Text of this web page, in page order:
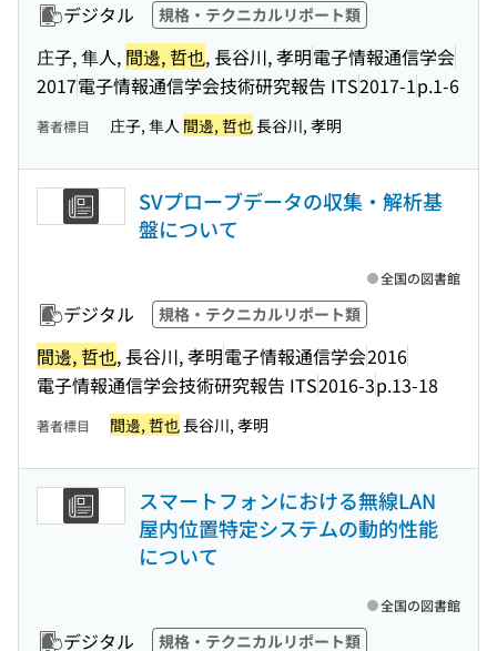
デジタル 規格・テクニカルリポート類
庄子, 隼人, 間邊, 哲也, 長谷川, 孝明電子情報通信学会
2017電子情報通信学会技術研究報告 ITS2017-1p.1-6
著者標目 庄子, 隼人 間邊, 哲也長谷川, 孝明
SVプローブデータの収集・解析基
盤について
デジタル 規格・テクニカルリポート類
間邊, 哲也, 長谷川, 孝明電子情報通信学会2016
電子情報通信学会技術研究報告 ITS2016-3p.13-18
全国の図書館
著者標目 間邊, 哲也長谷川, 孝明
スマートフォンにおける無線LAN
屋内位置特定システムの動的性能
について
デジタル 規格・テクニカルリポート類
全国の図書館